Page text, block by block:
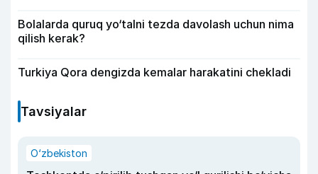
Bolalarda quruq yo‘talni tezda davolash uchun nima
qilish kerak?
Turkiya Qora dengizda kemalar harakatini chekladi
Tavsiyalar
O‘zbekiston